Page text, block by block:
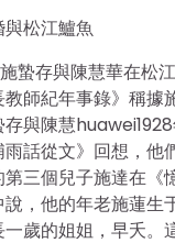
松江鱸魚
施蟄存與陳慧華在松
師紀年事錄》稱據
與陳慧huawei1928
話從文》回想，他
三個兒子施達在《
，他的年老施蓮生
歲的姐姐，早夭。